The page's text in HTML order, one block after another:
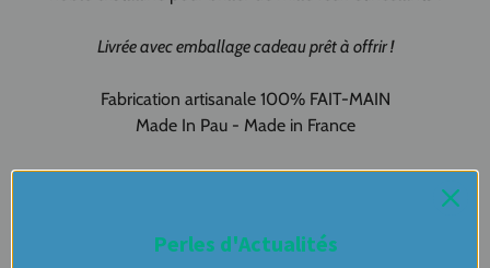
Livrée avec emballage cadeau prêt à offrir !
Fabrication artisanale 100% FAIT-MAIN
Made In Pau - Made in France
Création artisanale, Création originale pour vous !!!!
Bague haute fantaisie en pièce unique LABELLE IKEYA :
jamais vu, jamais porté que par celle qui l'adopte et s'en pare
Perles d'Actualités